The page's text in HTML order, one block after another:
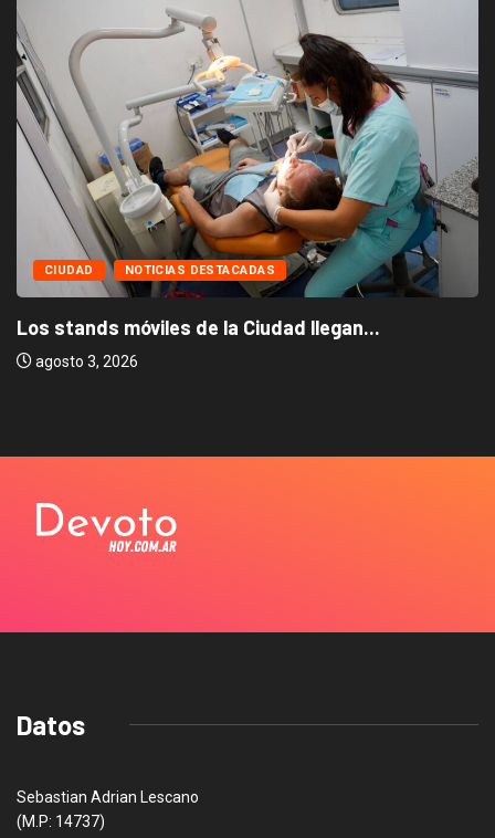
CIUDAD NOTICIAS DESTACADAS
Los stands móviles de la Ciudad llegan...
agosto 3, 2026
Datos
Sebastian Adrian Lescano
(M.P: 14737)